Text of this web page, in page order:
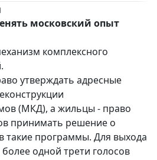
московский опыт
комплексного
утверждать адресные
(МКД), а жильцы - право
принимать решение о
такие программы. Для выхода
одной трети голосов